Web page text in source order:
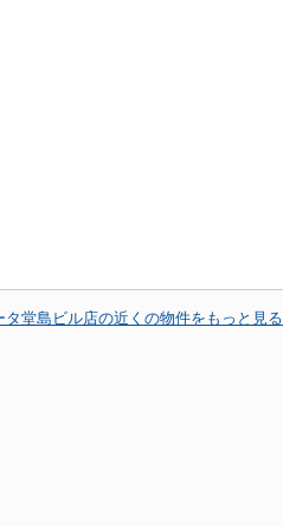
堂島ビル店の近くの物件をもっと見る